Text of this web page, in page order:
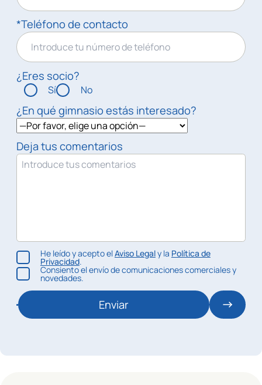
*Teléfono de contacto
¿Eres socio?
Sí No
¿En qué gimnasio estás interesado?
Deja tus comentarios
He leído y acepto elAviso Legaly la Política de
Privacidad.
Consiento el envío de comunicaciones comerciales y
novedades.
Enviar